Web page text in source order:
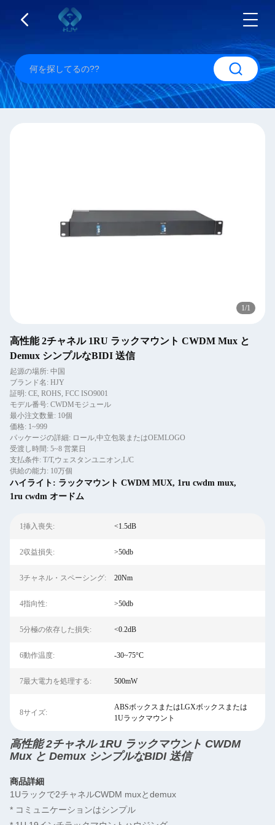
1/1
高性能 2チャネル 1RU ラックマウント CWDM Mux と
Demux シンプルなBIDI 送信
起源の場所: 中国
ブランド名: HJY
証明: CE, ROHS, FCC ISO9001
モデル番号: CWDMモジュール
最小注文数量: 10個
価格: 1~999
パッケージの詳細: ロール,中立包装またはOEMLOGO
受渡し時間: 5~8 営業日
支払条件: T/T,ウェスタンユニオン,L/C
供給の能力: 10万個
ハイライト: ラックマウント CWDM MUX, 1ru cwdm mux,
1ru cwdm オードム
1挿入喪失: <1.5dB
2収益損失: >50db
3チャネル・スペーシング: 20Nm
4指向性: >50db
5分極の依存した損失: <0.2dB
6動作温度: -30~75°C
7最大電力を処理する: 500mW
8サイズ:
ABSボックスまたはLGXボックスまたは
1Uラックマウント
高性能 2チャネル 1RU ラックマウント CWDM
Mux と Demux シンプルなBIDI 送信
商品詳細
1Uラックで2チャネルCWDM muxとdemux
* コミュニケーションはシンプル